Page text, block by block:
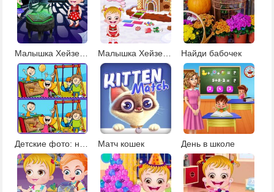
Малышка Хейзел: Приключения в Замке Малышка Хейзел пряничный домик Найди бабочек
Матч кошек День в школе